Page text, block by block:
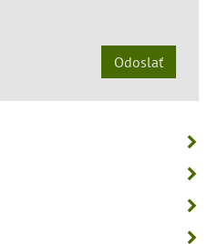
Odoslať